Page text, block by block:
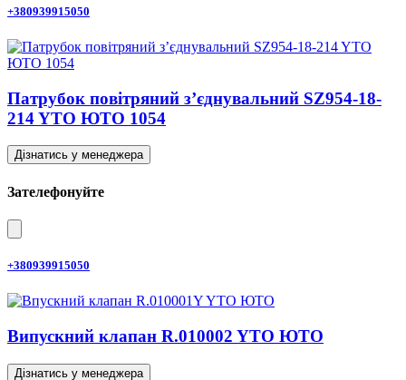
+380939915050
Патрубок повітряний з’єднувальний SZ954-18-
214 YTO ЮТО 1054
Дізнатись у менеджера
Зателефонуйте
+380939915050
Випускний клапан R.010002 YTO ЮТО
Дізнатись у менеджера